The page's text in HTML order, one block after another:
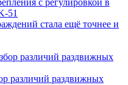
с регулировкой в
51
стала ещё точнее и
различий раздвижных